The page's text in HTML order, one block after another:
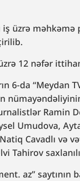
üzrə məhkəmə
12 nəfər
6-da “Meydan
Ramin
Umudova,
Cavadlı və
Tahirov
az” saytının